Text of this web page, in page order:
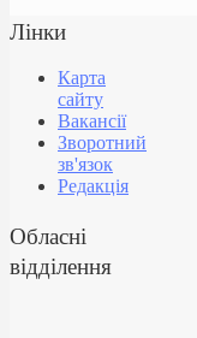
Лінки
Карта
сайту
Вакансії
Зворотний
зв'язок
Редакція
Обласні
відділення